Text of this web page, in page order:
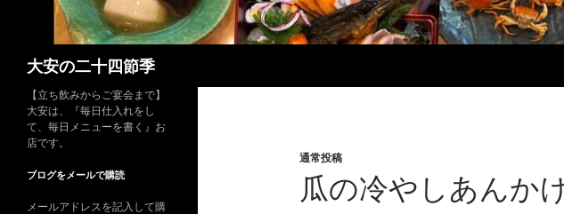
大安の二十四節季
通常投稿
瓜の冷やしあんか
【立ち飲みからご宴会まで】
大安は、『毎日仕入れをし
て、毎日メニューを書く』お
店です。
ブログをメールで購読
メールアドレスを記入して購